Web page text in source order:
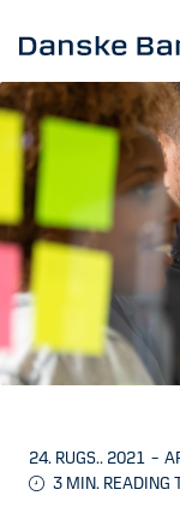
24. RUGS.. 2021 –
3 MIN. READING